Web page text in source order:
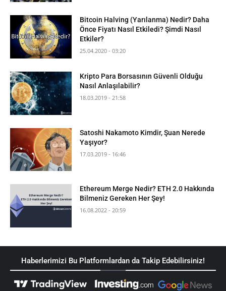
Bitcoin Halving (Yarılanma) Nedir? Daha
Önce Fiyatı Nasıl Etkiledi? Şimdi Nasıl
Etkiler?
25.04.2020 - 03:20
Kripto Para Borsasının Güvenli Olduğu
Nasıl Anlaşılabilir?
18.03.2019 - 21:58
Satoshi Nakamoto Kimdir, Şuan Nerede
Yaşıyor?
17.03.2019 - 16:46
Ethereum Merge Nedir? ETH 2.0 Hakkında
Bilmeniz Gereken Her Şey!
16.08.2022 - 20:59
Haberlerimizi Bu Platformlardan da Takip Edebilirsiniz!